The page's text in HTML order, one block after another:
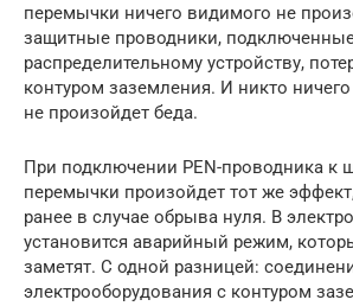
перемычки ничего видимого не
защитные проводники,
распределительному устройству,
контуром заземления. И никто
не произойдет беда.
При подключении PEN-проводника к
перемычки произойдет тот же
ранее в случае обрыва нуля. В
установится аварийный режим,
заметят. С одной разницей:
электрооборудования с контуром